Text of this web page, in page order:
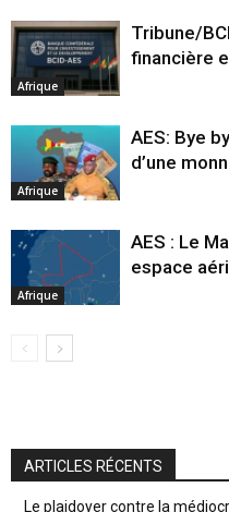
Afrique
Tribune/
financière
Afrique
AES: Bye
d’une
Afrique
AES : Le
espace
ARTICLES RÉCENTS
Le plaidoyer contre la